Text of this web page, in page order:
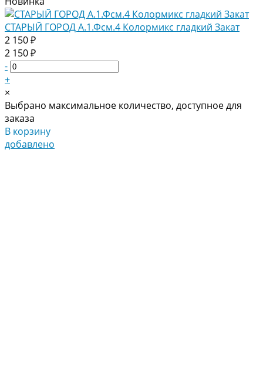
СТАРЫЙ ГОРОД А.1.Фсм.4 Колормикс гладкий Закат
2 150 ₽
2 150 ₽
-
+
×
Выбрано максимальное количество, доступное для
заказа
В корзину
добавлено